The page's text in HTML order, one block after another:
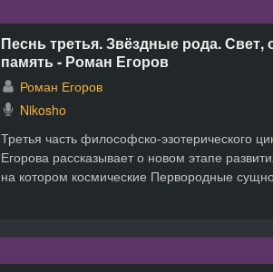
Песнь третья. Звёздные рода. Свет,
память - Роман Егоров
Роман Егоров
Nikosho
Третья часть философско-эзотерического
Егорова рассказывает о новом этапе
на котором космические Первородные